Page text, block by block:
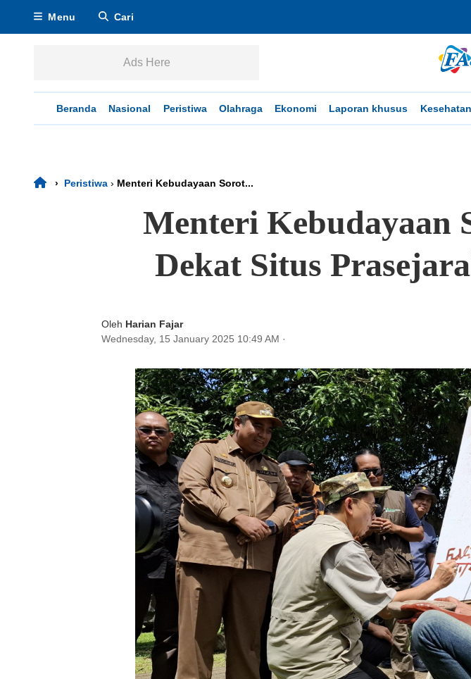
Menu Cari
Ads Here
Beranda Nasional Peristiwa Olahraga Ekonomi Laporan khusus Kesehatan
› Peristiwa › Menteri Kebudayaan Sorot...
Menteri Kebudayaan
Dekat Situs
Oleh Harian Fajar
Wednesday, 15 January 2025 10:49 AM ·